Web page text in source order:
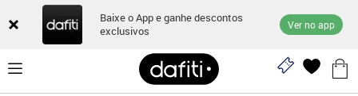
Baixe o App e ganhe descontos
exclusivos
Ver no app